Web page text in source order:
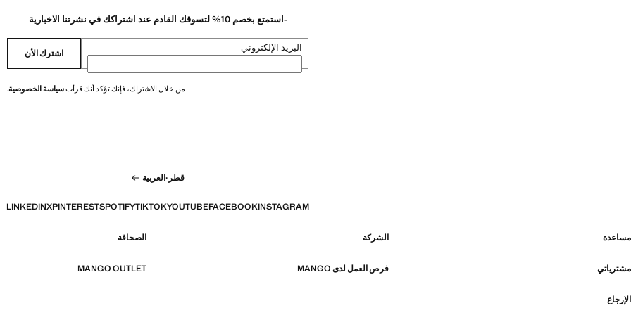
-استمتع بخصم 10% لتسوقك القادم عند اشتراكك في نشرتنا الاخبارية
البريد الإلكتروني اشترك الأن
من خلال الاشتراك، فإنك تؤكد أنك قرأتسياسة الخصوصية.
قطر ·العربية
INSTAGRAM
FACEBOOK
YOUTUBE
TIKTOK
SPOTIFY
PINTEREST
X
LINKEDIN
مساعدة الشركة الصحافة
مشترياتي فرص العمل لدى MANGO MANGO OUTLET
الإرجاع